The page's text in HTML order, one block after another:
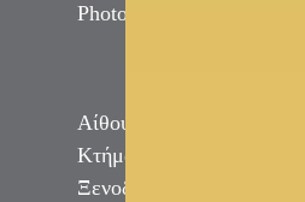
Photobooth
Αίθουσες Δεξιώσεων
Κτήματα Γάμου
Ξενοδοχεία